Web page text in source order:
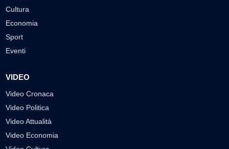
Cultura
Economia
Sport
Eventi
VIDEO
Video Cronaca
Video Politica
Video Attualità
Video Economia